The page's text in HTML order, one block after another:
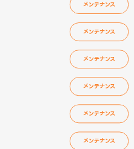
メンテナンス
メンテナンス
メンテナンス
メンテナンス
メンテナンス
メンテナンス